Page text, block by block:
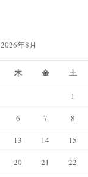
2026年8月
木 金 土
1
6 7 8
13 14 15
20 21 22